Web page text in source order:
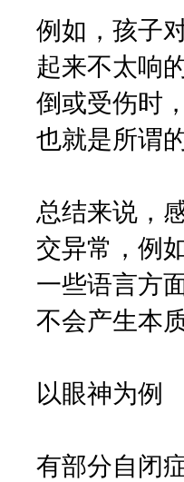
例如，孩子
起来不太响
倒或受伤时
也就是所谓
总结来说，
交异常，例
一些语言方
不会产生本
以眼神为例
有部分自闭